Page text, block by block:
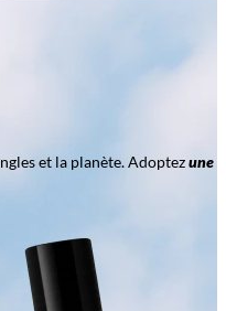
et la planète. Adoptezune